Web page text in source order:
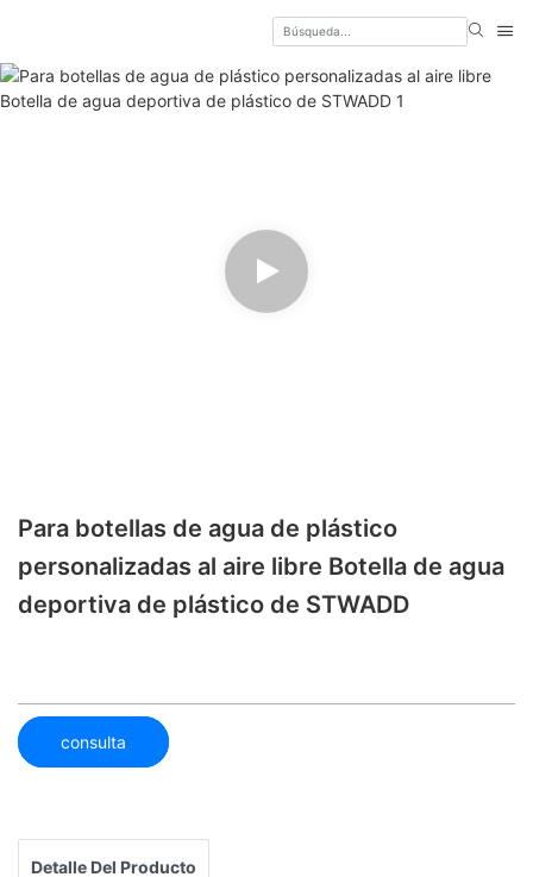
Para botellas de agua de plástico
personalizadas al aire libre Botella de agua
deportiva de plástico de STWADD
consulta
Detalle Del Producto